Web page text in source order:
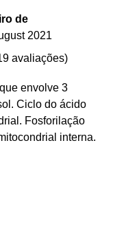
de
2021
avaliações)
envolve 3
Ciclo do ácido
Fosforilação
interna.